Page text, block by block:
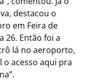
destacou o
em Feira de
26. Então foi a
lá no aeroporto,
acesso aqui pra